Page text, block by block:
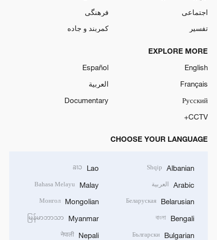
اجتماعی
فرهنگی
تفسیر
کمربند و جاده
EXPLORE MORE
English
Español
Français
العربية
Русский
Documentary
CCTV+
CHOOSE YOUR LANGUAGE
Albanian
Shqip
Arabic العربية
Belarusian
Беларуская
Bengali
বাংলা
Bulgarian
Български
Lao
ລາວ
Malay
Bahasa Melayu
Mongolian
Монгол
Myanmar
မြန်မာဘာသာ
Nepali
नेपाली